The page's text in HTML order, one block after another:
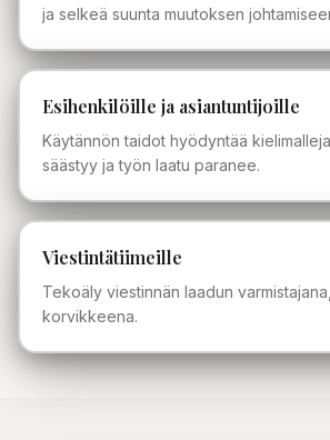
ja selkeä suunta muutoksen
Esihenkilöille ja asiantuntijoille
Käytännön taidot hyödyntää
säästyy ja työn laatu paranee.
Viestintätiimeille
Tekoäly viestinnän laadun
korvikkeena.